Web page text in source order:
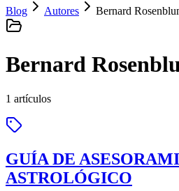
Blog Autores Bernard
Bernard
1 artículos
GUÍA DE
ASTROLÓGICO